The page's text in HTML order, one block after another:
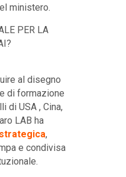
ministero.
PER LA
al disegno
di formazione
di USA , Cina,
LAB ha
,
e condivisa